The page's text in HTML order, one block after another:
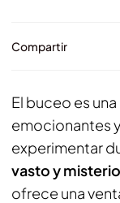
Compartir
El buceo es
emocionantes
experimentar
vasto y
ofrece una